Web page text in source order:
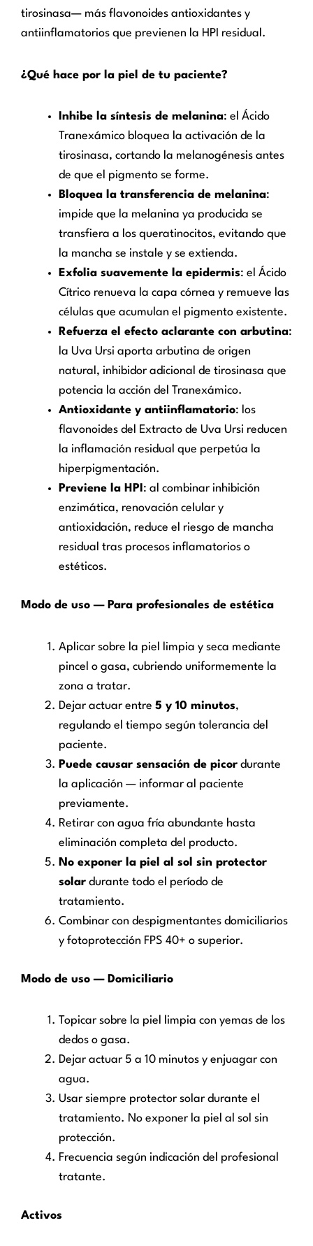
tirosinasa— más flavonoides antioxidantes y
antiinflamatorios que previenen la HPI residual.
¿Qué hace por la piel de tu paciente?
Inhibe la síntesis de melanina: el Ácido
Tranexámico bloquea la activación de la
tirosinasa, cortando la melanogénesis antes
de que el pigmento se forme.
Bloquea la transferencia de melanina:
impide que la melanina ya producida se
transfiera a los queratinocitos, evitando que
la mancha se instale y se extienda.
Exfolia suavemente la epidermis: el Ácido
Cítrico renueva la capa córnea y remueve las
células que acumulan el pigmento existente.
Refuerza el efecto aclarante con arbutina:
la Uva Ursi aporta arbutina de origen
natural, inhibidor adicional de tirosinasa que
potencia la acción del Tranexámico.
Antioxidante y antiinflamatorio: los
flavonoides del Extracto de Uva Ursi reducen
la inflamación residual que perpetúa la
hiperpigmentación.
Previene la HPI : al combinar inhibición
enzimática, renovación celular y
antioxidación, reduce el riesgo de mancha
residual tras procesos inflamatorios o
estéticos.
Modo de uso — Para profesionales de estética
Aplicar sobre la piel limpia y seca mediante
pincel o gasa, cubriendo uniformemente la
zona a tratar.
Dejar actuar entre 5 y 10 minutos,
regulando el tiempo según tolerancia del
paciente.
Puede causar sensación de picor durante
la aplicación — informar al paciente
previamente.
Retirar con agua fría abundante hasta
eliminación completa del producto.
No exponer la piel al sol sin protector
solar durante todo el período de
tratamiento.
Combinar con despigmentantes domiciliarios
y fotoprotección FPS 40+ o superior.
Modo de uso — Domiciliario
Topicar sobre la piel limpia con yemas de los
dedos o gasa.
Dejar actuar 5 a 10 minutos y enjuagar con
agua.
Usar siempre protector solar durante el
tratamiento. No exponer la piel al sol sin
protección.
Frecuencia según indicación del profesional
tratante.
Activos